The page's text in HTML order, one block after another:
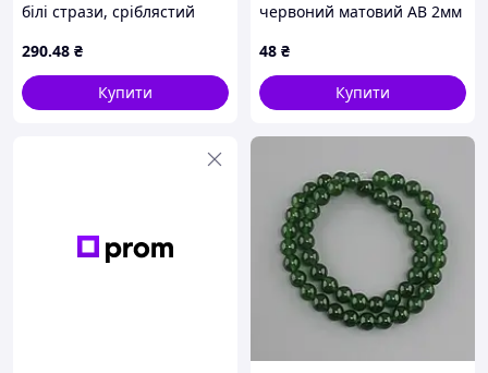
білі стрази, сріблястий
пари
290.48 ₴
Купити
червоний матовий АВ 2мм
48 ₴
Купити